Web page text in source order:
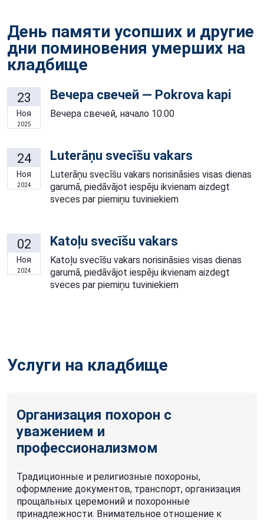
День памяти усопших и другие
дни поминовения умерших на
кладбище
23
Ноя
2025
Вечера свечей — Pokrova kapi
Вечера свечей, начало 10:00
24
Ноя
2024
Luterāņu svecīšu vakars
Luterāņu svecīšu vakars norisināsies visas dienas
garumā, piedāvājot iespēju ikvienam aizdegt
sveces par piemiņu tuviniekiem
02
Ноя
2024
Katoļu svecīšu vakars
Katoļu svecīšu vakars norisināsies visas dienas
garumā, piedāvājot iespēju ikvienam aizdegt
sveces par piemiņu tuviniekiem
Услуги на кладбище
Организация похорон с
уважением и
профессионализмом
Традиционные и религиозные похороны,
оформление документов, транспорт, организация
прощальных церемоний и похоронные
принадлежности. Внимательное отношение к